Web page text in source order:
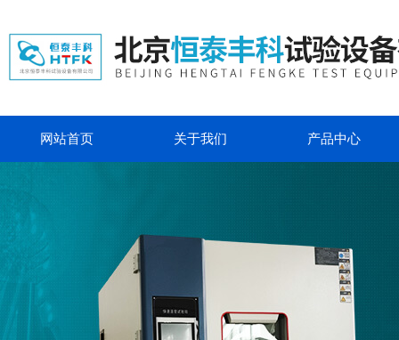
网站首页 关于我们 产品中心